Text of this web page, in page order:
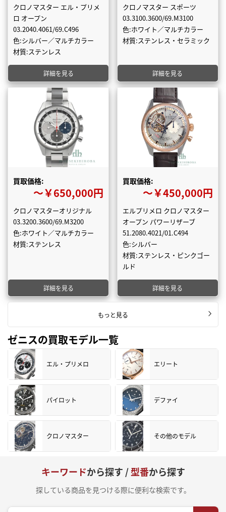
クロノマスター エル・プリメ
ロ オープン
03.2040.4061/69.C496
色:シルバー／マルチカラー
材質:ステンレス
詳細を見る
クロノマスター スポーツ
03.3100.3600/69.M3100
色:ホワイト／マルチカラー
材質:ステンレス・セラミック
詳細を見る
買取価格:
〜￥650,000円
クロノマスターオリジナル
03.3200.3600/69.M3200
色:ホワイト／マルチカラー
材質:ステンレス
詳細を見る
買取価格:
〜￥450,000円
エルプリメロ クロノマスター
オープン パワーリザーブ
51.2080.4021/01.C494
色:シルバー
材質:ステンレス・ピンクゴー
ルド
詳細を見る
もっと見る
ゼニスの買取モデル一覧
エル・プリメロ エリート
パイロット デファイ
クロノマスター その他のモデル
キーワードから探す /型番から探す
探している商品を見つける際に便利な検索です。